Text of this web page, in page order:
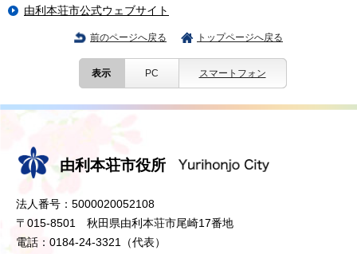
由利本荘市公式ウェブサイト
前のページへ戻る トップページへ戻る
表示 PC スマートフォン
由利本荘市役所
法人番号：5000020052108
〒015-8501 秋田県由利本荘市尾崎17番地
電話：0184-24-3321（代表）